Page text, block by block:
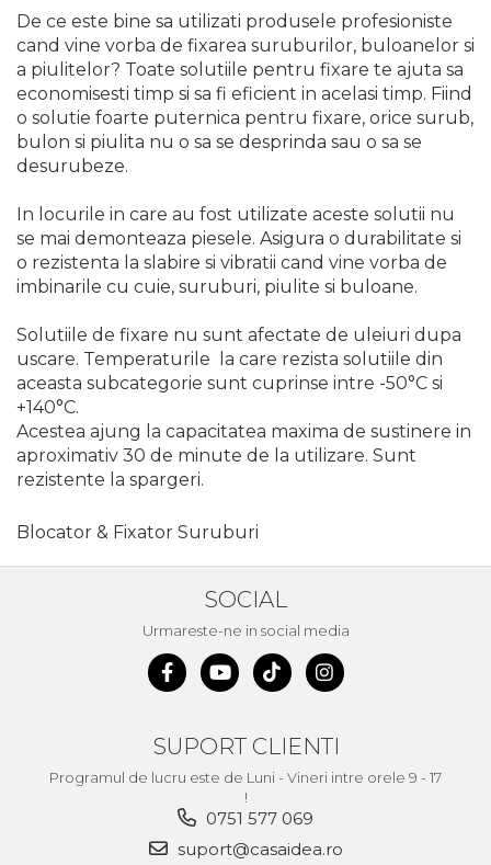
Cric Manual
Ulei Hidraulic
Troliu
Palan
Cheie & Adaptor
Carucior Scule
Echipamente de Siguranta
Auto
Tester Compresie Auto
Truse reparatii anvelope
Schimbare Lichid Frana
Chingi Auto & Coarde
Intretinere & Cosmetica
Scule Tamplarie
Gaurit si Slefuit
De ce este bine sa utilizati produsele profesioniste
cand vine vorba de fixarea suruburilor, buloanelor si
a piulitelor? Toate solutiile pentru fixare te ajuta sa
economisesti timp si sa fi eficient in acelasi timp. Fiind
o solutie foarte puternica pentru fixare, orice surub,
bulon si piulita nu o sa se desprinda sau o sa se
desurubeze.
In locurile in care au fost utilizate aceste solutii nu
se mai demonteaza piesele. Asigura o durabilitate si
o rezistenta la slabire si vibratii cand vine vorba de
imbinarile cu cuie, suruburi, piulite si buloane.
Solutiile de fixare nu sunt afectate de uleiuri dupa
uscare. Temperaturile la care rezista solutiile din
aceasta subcategorie sunt cuprinse intre -50°C si
+140°C.
Acestea ajung la capacitatea maxima de sustinere in
aproximativ 30 de minute de la utilizare. Sunt
rezistente la spargeri.
Blocator & Fixator Suruburi
SOCIAL
Urmareste-ne in social media
SUPORT CLIENTI
Programul de lucru este de Luni - Vineri intre orele 9 - 17
!
0751 577 069
suport@casaidea.ro